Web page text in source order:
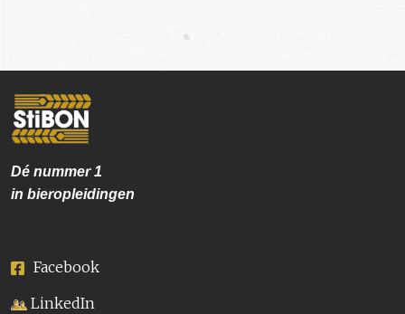
Dé nummer1
in bieropleidingen
Facebook
LinkedIn